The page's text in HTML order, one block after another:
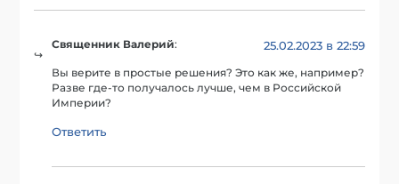
Священник Валерий: 25.02.2023 в 22:59
Вы верите в простые решения? Это как же, например?
Разве где-то получалось лучше, чем в Российской
Империи?
Ответить